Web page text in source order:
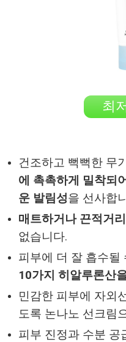
최
건조하고 뻑뻑한 무
에 촉촉하게 밀착되
운 발림성을 선사합
매트하거나 끈적거
없습니다.
피부에 더 잘 흡수될
10가지 히알루론산
민감한 피부에 자외
도록 논나노 선크림
피부 진정과 수분 공